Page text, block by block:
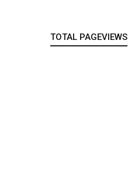
TOTAL PAGEVIEWS